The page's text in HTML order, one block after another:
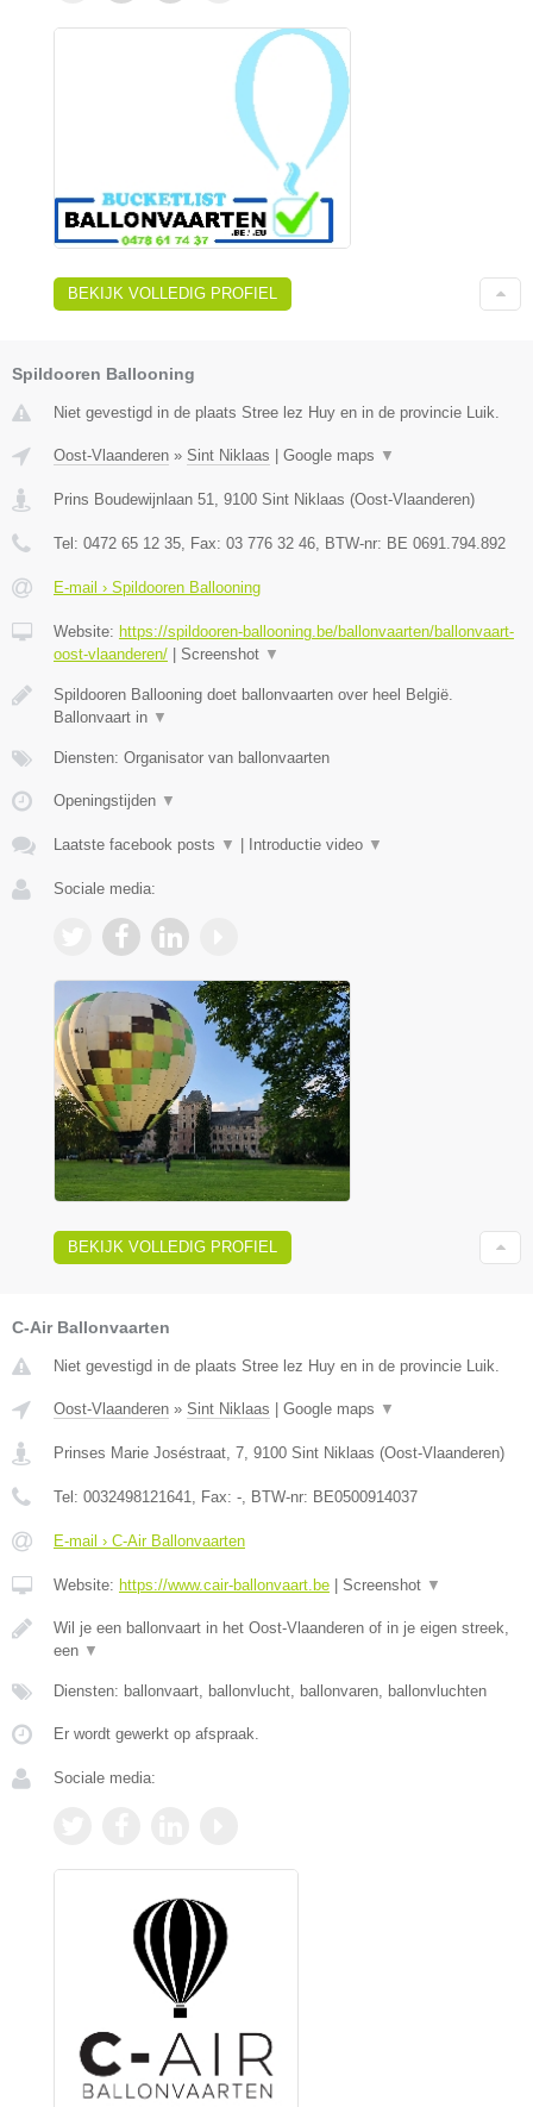
BEKIJK VOLLEDIG PROFIEL
Spildooren Ballooning
Niet gevestigd in de plaats Stree lez Huy en in de provincie Luik.
Oost-Vlaanderen » Sint Niklaas | Google maps ▼
Prins Boudewijnlaan 51 9100 Sint Niklaas (Oost-Vlaanderen)
Tel: 0472 65 12 35 , Fax: 03 776 32 46 , BTW-nr: BE 0691.794.892
E-mail › Spildooren Ballooning
Website: https://spildooren-ballooning.be/ballonvaarten/ballonvaart-
oost-vlaanderen/ | Screenshot ▼
Spildooren Ballooning doet ballonvaarten over heel België.
Ballonvaart in ▼
Diensten: Organisator van ballonvaarten
Openingstijden ▼
Laatste facebook posts ▼ | Introductie video ▼
Sociale media:
BEKIJK VOLLEDIG PROFIEL
C-Air Ballonvaarten
Niet gevestigd in de plaats Stree lez Huy en in de provincie Luik.
Oost-Vlaanderen » Sint Niklaas Google maps ▼
Prinses Marie Joséstraat, 7, 9100 Sint Niklaas (Oost-Vlaanderen)
Tel: 0032498121641, Fax: -, BTW-nr: BE0500914037
E-mail › C-Air Ballonvaarten
Website: https://www.cair-ballonvaart.be Screenshot ▼
Wil je een ballonvaart in het Oost-Vlaanderen of in je eigen streek,
een ▼
Diensten: ballonvaart, ballonvlucht, ballonvaren, ballonvluchten
Er wordt gewerkt op afspraak.
Sociale media: